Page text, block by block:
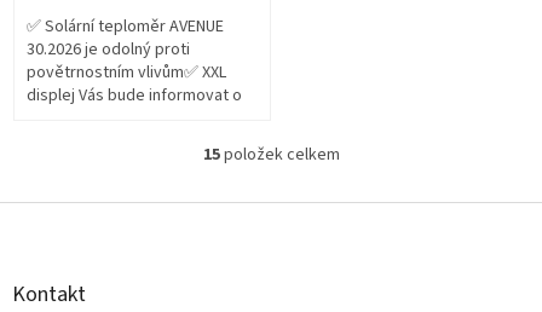
✅ Solární teploměr AVENUE
30.2026 je odolný proti
povětrnostním vlivům✅ XXL
displej Vás bude informovat o
teplotě" a "min. teplotě"✅ Max.
O
l
15položek celkem
Z
Kontakt